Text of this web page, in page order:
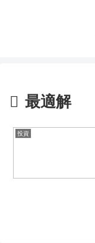
最適解
投資